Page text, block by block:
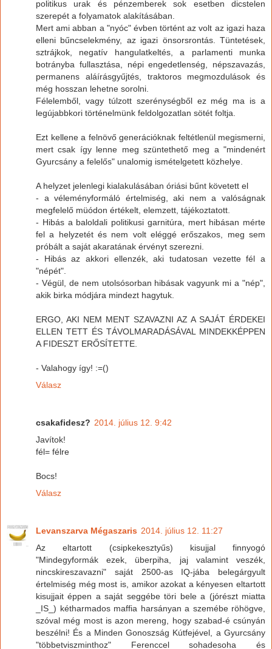
politikus urak és pénzemberek sok esetben dicstelen
szerepét a folyamatok alakításában.
Mert ami abban a "nyóc" évben történt az volt az igazi haza
elleni bűncselekmény, az igazi önsorsrontás. Tüntetések,
sztrájkok, negatív hangulatkeltés, a parlamenti munka
botrányba fullasztása, népi engedetlenség, népszavazás,
permanens aláírásgyűjtés, traktoros megmozdulások és
még hosszan lehetne sorolni.
Félelemből, vagy túlzott szerénységből ez még ma is a
legújabbkori történelmünk feldolgozatlan sötét foltja.
Ezt kellene a felnövő generációknak feltétlenül megismerni,
mert csak így lenne meg szüntethető meg a "mindenért
Gyurcsány a felelős" unalomig ismételgetett közhelye.
A helyzet jelenlegi kialakulásában óriási bűnt követett el
- a véleményformáló értelmiség, aki nem a valóságnak
megfelelő müódon értékelt, elemzett, tájékoztatott.
- Hibás a baloldali politikusi garnitúra, mert hibásan mérte
fel a helyzetét és nem volt eléggé erőszakos, meg sem
próbált a saját akaratának érvényt szerezni.
- Hibás az akkori ellenzék, aki tudatosan vezette fél a
"népét".
- Végül, de nem utolsósorban hibásak vagyunk mi a "nép",
akik birka módjára mindezt hagytuk.
ERGO, AKI NEM MENT SZAVAZNI AZ A SAJÁT ÉRDEKEI
ELLEN TETT ÉS TÁVOLMARADÁSÁVAL MINDEKKÉPPEN
A FIDESZT ERŐSÍTETTE.
- Valahogy így! :=()
Válasz
csakafidesz? 2014. július 12. 9:42
Javítok!
fél= félre
Bocs!
Válasz
Levanszarva Mégaszaris 2014. július 12. 11:27
Az eltartott (csipkekesztyűs) kisujjal finnyogó
"Mindegyformák ezek, überpiha, jaj valamint veszék,
nincskireszavazni" saját 2500-as IQ-jába belegárgyult
értelmiség még most is, amikor azokat a kényesen eltartott
kisujjait éppen a saját seggébe töri bele a (jórészt miatta
_IS_) kétharmados maffia harsányan a szemébe röhögve,
szóval még most is azon mereng, hogy szabad-é csúnyán
beszélni! És a Minden Gonoszság Kútfejével, a Gyurcsány
"többetviszminthoz" Ferenccel sohadesoha és